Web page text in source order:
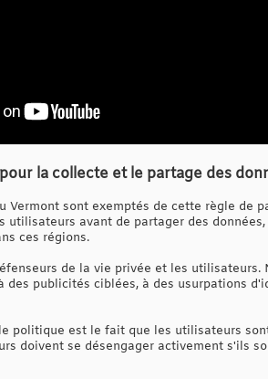
la collecte et le partage des
sont exemptés de cette règle de
avant de partager des
ces régions.
de la vie privée et les utilisateurs.
publicités ciblées, à des usurpations
politique est le fait que les utilisateurs
doivent se désengager activement s'ils